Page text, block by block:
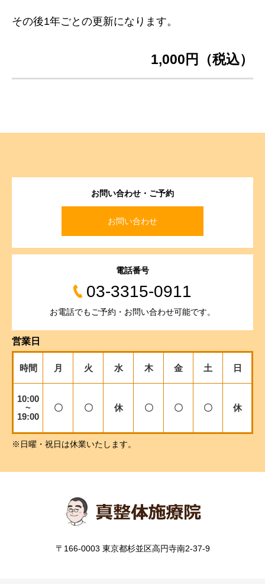
その後1年ごとの更新になります。
1,000円（税込）
お問い合わせ・ご予約
お問い合わせ
電話番号
03-3315-0911
お電話でもご予約・お問い合わせ可能です。
営業日
時間 月 火 水 木 金 土 日
10:00
~
19:00
〇 〇 休 〇 〇 〇 休
※日曜・祝日は休業いたします。
〒166-0003 東京都杉並区高円寺南2-37-9